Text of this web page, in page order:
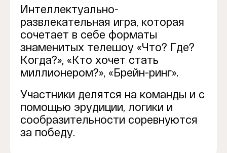
Интеллектуально-
развлекательная игра, которая
сочетает в себе форматы
знаменитых телешоу «Что? Где?
Когда?», «Кто хочет стать
миллионером?», «Брейн-ринг».
Участники делятся на команды и с
помощью эрудиции, логики и
сообразительности соревнуются
за победу.